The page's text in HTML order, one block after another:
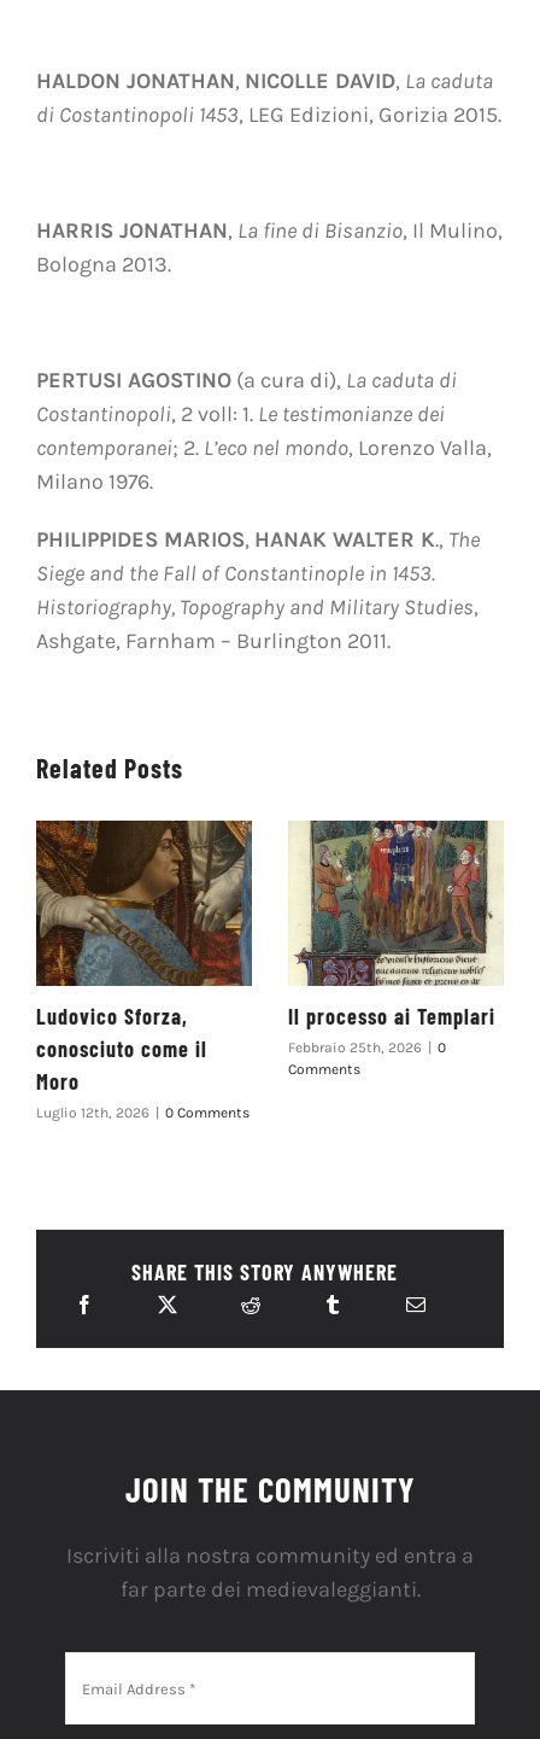
HALDON JONATHAN, NICOLLE DAVID, La caduta
di Costantinopoli 1453, LEG Edizioni, Gorizia 2015.
HARRIS JONATHAN, La fine di Bisanzio, Il Mulino,
Bologna 2013.
PERTUSI AGOSTINO(a cura di), La caduta di
Costantinopoli, 2 voll: 1. Le testimonianze dei
contemporanei; 2. L’eco nel mondo, Lorenzo Valla,
Milano 1976.
PHILIPPIDES MARIOS, HANAK WALTER K., The
Siege and the Fall of Constantinople in 1453.
Historiography, Topography and Military Studies,
Ashgate, Farnham – Burlington 2011.
Related Posts
Ludovico Sforza,
conosciuto come il
Moro
Luglio 12th, 2026 | 0 Comments
Il processo ai Templari
Febbraio 25th, 2026 | 0
Comments
SHARE THIS STORY ANYWHERE
JOIN THE COMMUNITY
Iscriviti alla nostra community ed entra a
far parte dei medievaleggianti.